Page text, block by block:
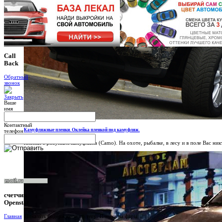
Камуфляжные пленки. Оклейка пленкой под камуфляж.
Пленки с рисунком камуфляжа (Camo). На охоте, рыбалке, в лесу и в поле Вас
Call
Back
Обратный
звонок
Ваше
имя
Контактный
телефон
счетчик
Openstat
Главная Показать содержимое по тегу: Пленка на фары